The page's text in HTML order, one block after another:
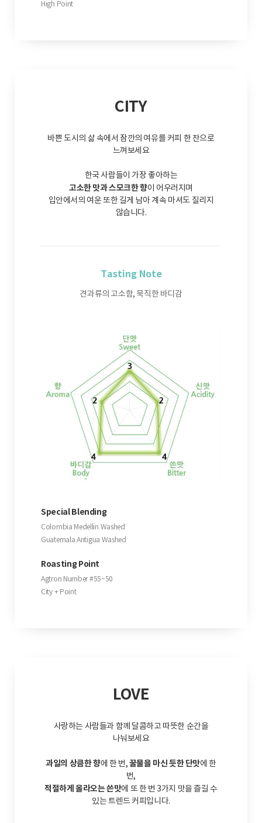
High Point
CITY
바쁜 도시의 삶 속에서 잠깐의 여유를 커피 한 잔으로
느껴보세요
한국 사람들이 가장 좋아하는
고소한 맛과 스모크한 향이 어우러지며
입안에서의 여운 또한 길게 남아 계속 마셔도 질리지
않습니다.
Tasting Note
견과류의 고소함, 묵직한 바디감
Special Blending
Colombia Medellin Washed
Guatemala Antigua Washed
Roasting Point
Agtron Number #55~50
City + Point
LOVE
사랑하는 사람들과 함께 달콤하고 따뜻한 순간을
나눠보세요
과일의 상큼한 향에 한 번,꿀물을 마신 듯한 단맛에 한
번,
적절하게 올라오는 쓴맛에 또 한 번 3가지 맛을 즐길 수
있는 트렌드 커피입니다.